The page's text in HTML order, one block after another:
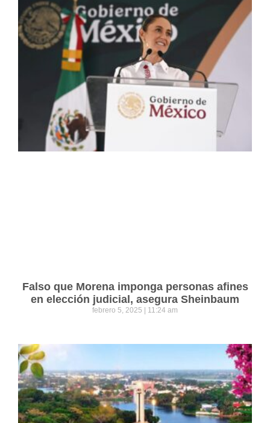
Falso que Morena imponga personas afines
en elección judicial, asegura Sheinbaum
febrero 5, 2025 11:24 am